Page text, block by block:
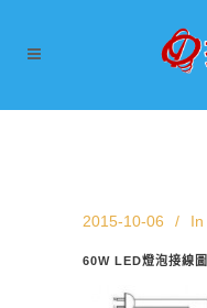
2015-10-06 In
60W LED燈泡接線圖